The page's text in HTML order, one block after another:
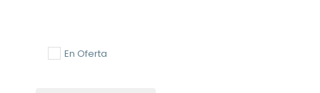
En Oferta